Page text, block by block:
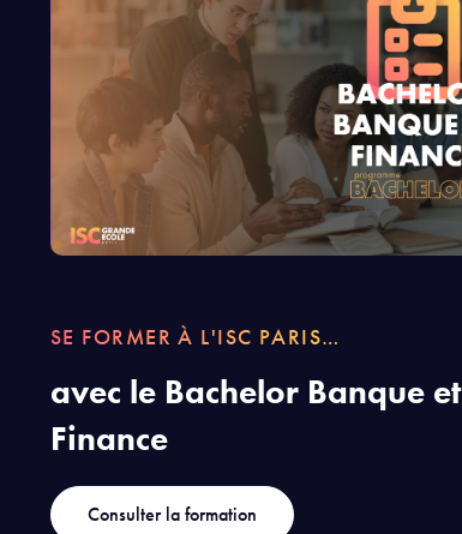
SE FORMER À L'ISC PARIS…
avec le Bachelor Banque et
Finance
Consulter la formation